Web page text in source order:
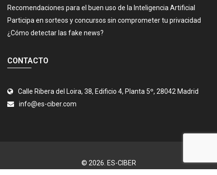
Recomendaciones para el buen uso de la Inteligencia Artificial
Participa en sorteos y concursos sin comprometer tu privacidad
¿Cómo detectar las fake news?
CONTACTO
Calle Ribera del Loira, 38, Edificio 4, Planta 5º, 28042 Madrid
info@es-ciber.com
© 2026. ES-CIBER